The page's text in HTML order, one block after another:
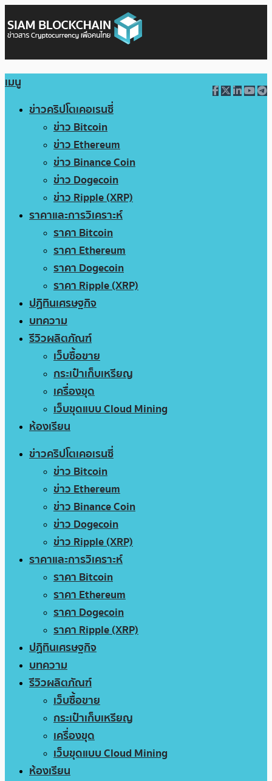
เมนู
ข่าวคริปโตเคอเรนซี่
ข่าว Bitcoin
ข่าว Ethereum
ข่าว Binance Coin
ข่าว Dogecoin
ข่าว Ripple (XRP)
ราคาและการวิเคราะห์
ราคา Bitcoin
ราคา Ethereum
ราคา Dogecoin
ราคา Ripple (XRP)
ปฏิทินเศรษฐกิจ
บทความ
รีวิวผลิตภัณฑ์
เว็บซื้อขาย
กระเป๋าเก็บเหรียญ
เครื่องขุด
เว็บขุดแบบ Cloud Mining
ห้องเรียน
ข่าวคริปโตเคอเรนซี่
ข่าว Bitcoin
ข่าว Ethereum
ข่าว Binance Coin
ข่าว Dogecoin
ข่าว Ripple (XRP)
ราคาและการวิเคราะห์
ราคา Bitcoin
ราคา Ethereum
ราคา Dogecoin
ราคา Ripple (XRP)
ปฏิทินเศรษฐกิจ
บทความ
รีวิวผลิตภัณฑ์
เว็บซื้อขาย
กระเป๋าเก็บเหรียญ
เครื่องขุด
เว็บขุดแบบ Cloud Mining
ห้องเรียน